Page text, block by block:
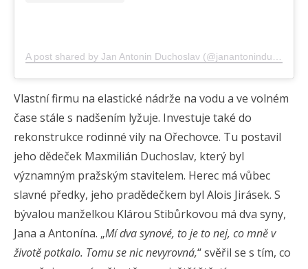
Vlastní firmu na elastické nádrže na vodu a ve volném
čase stále s nadšením lyžuje. Investuje také do
rekonstrukce rodinné vily na Ořechovce. Tu postavil
jeho dědeček Maxmilián Duchoslav, který byl
významným pražským stavitelem. Herec má vůbec
slavné předky, jeho pradědečkem byl Alois Jirásek. S
bývalou manželkou Klárou Stibůrkovou má dva syny,
Jana a Antonína. „Mí dva synové, to je to nej, co mně v
životě potkalo. Tomu se nic nevyrovná,“ svěřil se s tím, co